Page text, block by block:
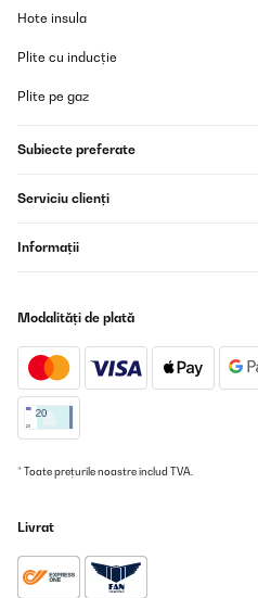
Hote insula
Plite cu inducție
Plite pe gaz
Subiecte preferate
Serviciu clienți
Informații
Modalități de plată
* Toate prețurile noastre includ TVA.
Livrat